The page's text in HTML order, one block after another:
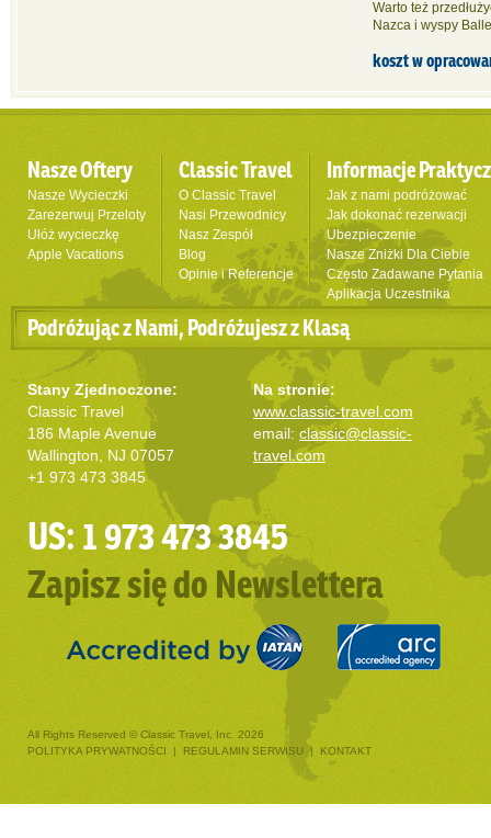
Warto też
Nazca i wyspy
koszt w
Nasze Oftery
Nasze Wycieczki
Zarezerwuj Przeloty
Ułóż wycieczkę
Apple Vacations
Classic Travel
O Classic Travel
Nasi Przewodnicy
Nasz Zespół
Blog
Opinie i Referencje
Informacje
Jak z nami podróżować
Jak dokonać rezerwacji
Ubezpieczenie
Nasze Zniżki Dla Ciebie
Często Zadawane Pytania
Aplikacja Uczestnika
Podróżując z Nami, Podróżujesz z Klasą
Stany Zjednoczone:
Classic Travel
186 Maple Avenue
Wallington, NJ 07057
+1 973 473 3845
Na stronie:
www.classic-travel.com
email: classic@classic-
travel.com
US: 1 973 473 3845
Zapisz się do Newslettera
All Rights Reserved © Classic Travel, Inc. 2026
POLITYKA PRYWATNOŚCI
| REGULAMIN SERWISU | KONTAKT